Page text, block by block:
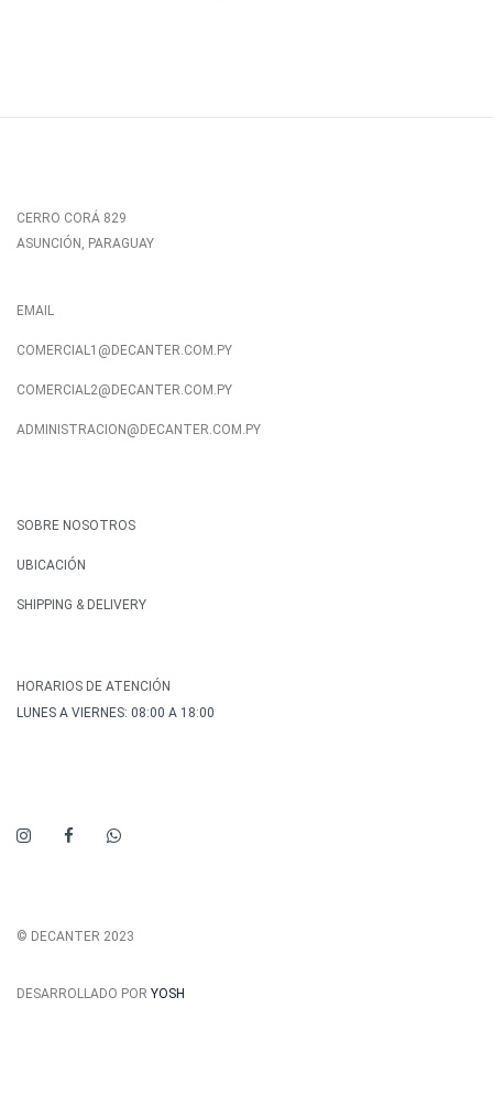
CERRO CORÁ 829
ASUNCIÓN, PARAGUAY
EMAIL
COMERCIAL1@DECANTER.COM.PY
COMERCIAL2@DECANTER.COM.PY
ADMINISTRACION@DECANTER.COM.PY
SOBRE NOSOTROS
UBICACIÓN
SHIPPING & DELIVERY
HORARIOS DE ATENCIÓN
LUNES A VIERNES: 08:00 A 18:00
© DECANTER 2023
DESARROLLADO POR YOSH